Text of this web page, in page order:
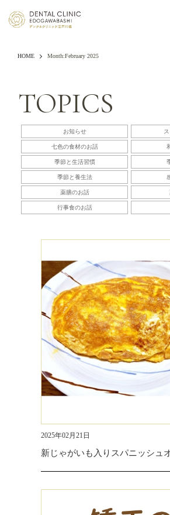
HOME Month:February 2025
TOPICS
お知らせ
七色の食材のお話
季節と生活習慣
季節と養生法
薬膳のお話
行事食のお話
2025年02月21日
新じゃがいも入りスパニッシュ